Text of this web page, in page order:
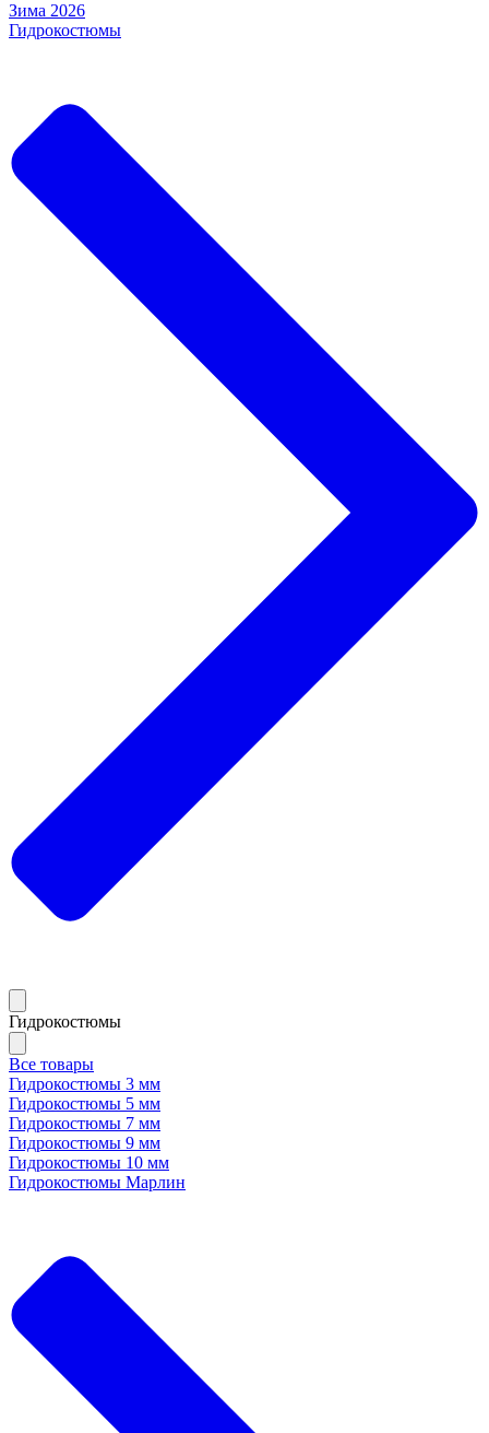
Зима 2026
Гидрокостюмы
Гидрокостюмы
Все товары
Гидрокостюмы 3 мм
Гидрокостюмы 5 мм
Гидрокостюмы 7 мм
Гидрокостюмы 9 мм
Гидрокостюмы 10 мм
Гидрокостюмы Марлин